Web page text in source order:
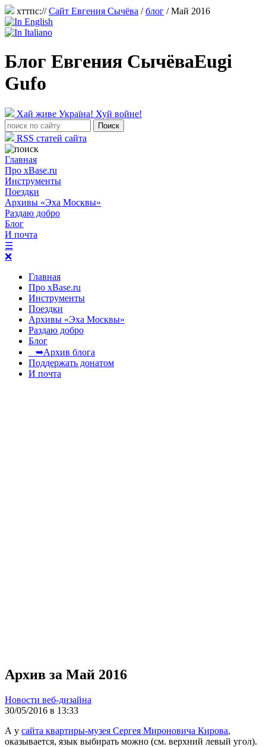
хттпс://Сайт Евгения Сычёва /блог / Май 2016
Блог Евгения СычёваEugi
Gufo
Хай живе Україна! Хуй войне!
RSS статей сайта
Главная
Про xBase.ru
Инструменты
Поездки
Архивы «Эха Москвы»
Раздаю добро
Блог
И почта
☰
❌
Главная
Про xBase.ru
Инструменты
Поездки
Архивы «Эха Москвы»
Раздаю добро
Блог
➥Архив блога
Поддержать донатом
И почта
Архив за Май 2016
Новости веб-дизайна
30/05/2016 в 13:33
А у сайта квартиры-музея Сергея Мироновича Кирова,
оказывается, язык выбирать можно (см. верхний левый угол).